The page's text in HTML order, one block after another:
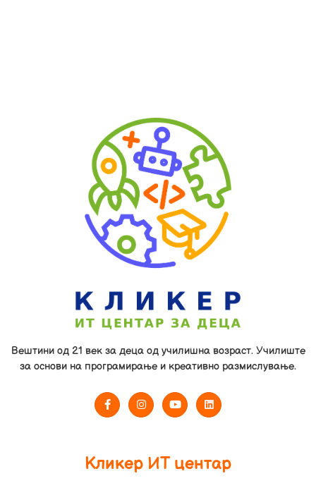
Вештини од 21 век за деца од училишна возраст. Училиште
за основи на програмирање и креативно размислување.
Кликер ИТ центар